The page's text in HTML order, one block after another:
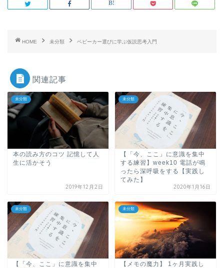
HOME 未分類 ベビーカー選びに学ぶ仮説思考入門
関連記事
未分類
本の読み方のコツ 記憶して人
生に活かそう
2019年12月2日
未分類
【「今、ここ」に意識を集中
する練習】week10 電話が鳴
ったら深呼吸をする【実践し
てみた】
2020年1月16日
未分類
【「今、ここ」に意識を集中
未分類
【メモの魔力】 1ヶ月実践し